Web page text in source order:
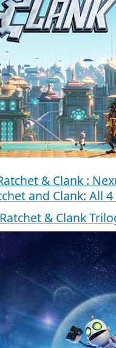
& Clank :
and Clank: All
& Clank